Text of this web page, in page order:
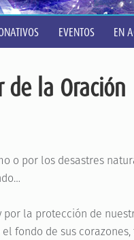
EVENTOS EN
de la Oración
o por los desastres
la protección de
fondo de sus